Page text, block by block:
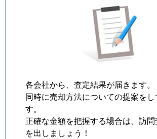
各会社から、査定結果が届きます。
同時に売却方法についての提案をし
す。
正確な金額を把握する場合は、訪
を出しましょう！